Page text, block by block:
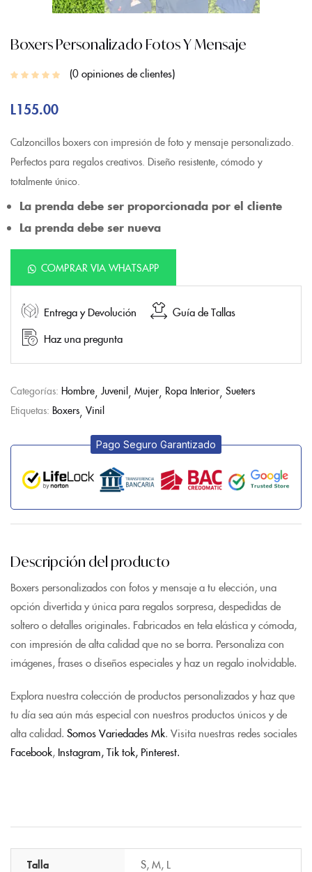
Boxers Personalizado Fotos Y Mensaje
0opiniones de clientes
L155.00
Calzoncillos boxers con impresión de foto y mensaje personalizado.
Perfectos para regalos creativos. Diseño resistente, cómodo y
totalmente único.
La prenda debe ser proporcionada por el cliente
La prenda debe ser nueva
COMPRAR VIA WHATSAPP
Entrega y Devolución
Guía de Tallas
Haz una pregunta
Categorías: Hombre Juvenil Mujer Ropa Interior Sueters
Etiquetas: Boxers Vinil
Pago Seguro Garantizado
Descripción del producto
Boxers personalizados con fotos y mensaje a tu elección, una
opción divertida y única para regalos sorpresa, despedidas de
soltero o detalles originales. Fabricados en tela elástica y cómoda,
con impresión de alta calidad que no se borra. Personaliza con
imágenes, frases o diseños especiales y haz un regalo inolvidable.
Explora nuestra colección de productos personalizados y haz que
tu día sea aún más especial con nuestros productos únicos y de
alta calidad. Somos Variedades Mk. Visita nuestras redes sociales
Facebook, Instagram,Tik tok, Pinterest.
Talla S,M, L